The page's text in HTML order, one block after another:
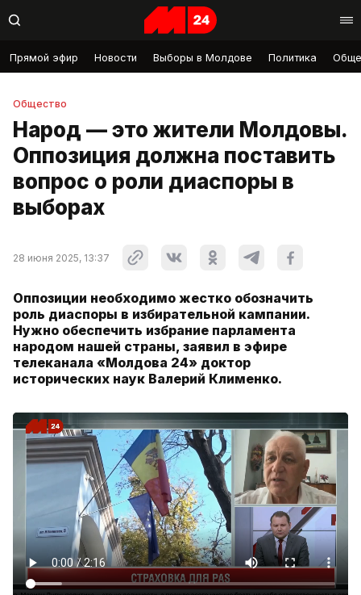
Прямой эфир Новости Выборы в Молдове Политика
Общество
Народ — это жители Молдовы.
Оппозиция должна поставить
вопрос о роли диаспоры в
выборах
28 июня 2025, 13:37
Оппозиции необходимо жестко обозначить
роль диаспоры в избирательной кампании.
Нужно обеспечить избрание парламента
народом нашей страны, заявил в эфире
телеканала «Молдова 24» доктор
исторических наук Валерий Клименко.